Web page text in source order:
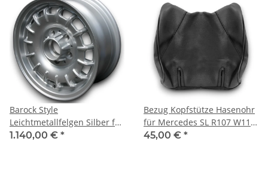
Barock Style
Leichtmetallfelgen Silber für
Mercedes W109 8x16 ET 11
1.140,00 € *
Bezug Kopfstütze Hasenohr
für Mercedes SL R107 W114
W115 Etc.
45,00 € *